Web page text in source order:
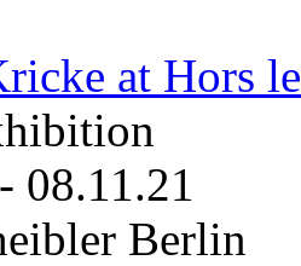
at Hors
- 08.11.21
Berlin